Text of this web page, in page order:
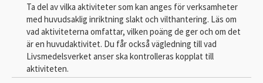
Ta del av vilka aktiviteter som kan anges för verksamheter
med huvudsaklig inriktning slakt och vilthantering. Läs om
vad aktiviteterna omfattar, vilken poäng de ger och om det
är en huvudaktivitet. Du får också vägledning till vad
Livsmedelsverket anser ska kontrolleras kopplat till
aktiviteten.